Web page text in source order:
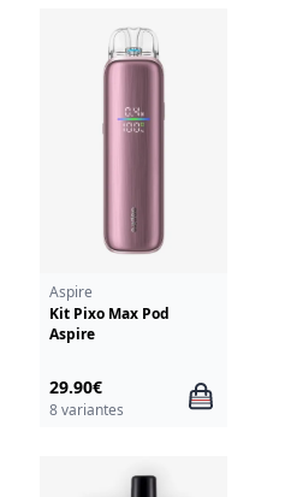
Aspire
Kit Pixo Max Pod
Aspire
29.90€
8 variantes